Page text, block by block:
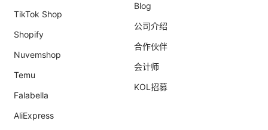
TikTok Shop
Shopify
Nuvemshop
Temu
Falabella
AliExpress
Blog
公司介绍
合作伙伴
会计师
KOL招募